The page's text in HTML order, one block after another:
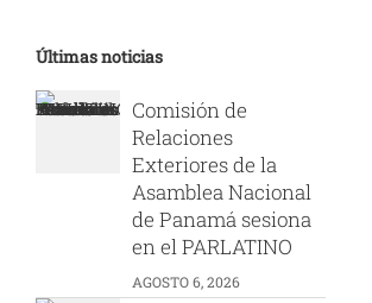
Últimas noticias
Comisión de
Relaciones
Exteriores de la
Asamblea Nacional
de Panamá sesiona
en el PARLATINO
AGOSTO 6, 2026